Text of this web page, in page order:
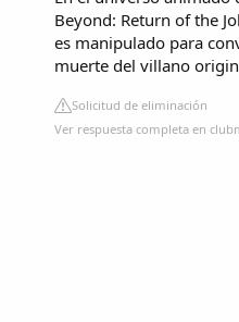
Beyond: Return of the
es manipulado para
muerte del villano
Solicitud de eliminación
Ver respuesta completa en